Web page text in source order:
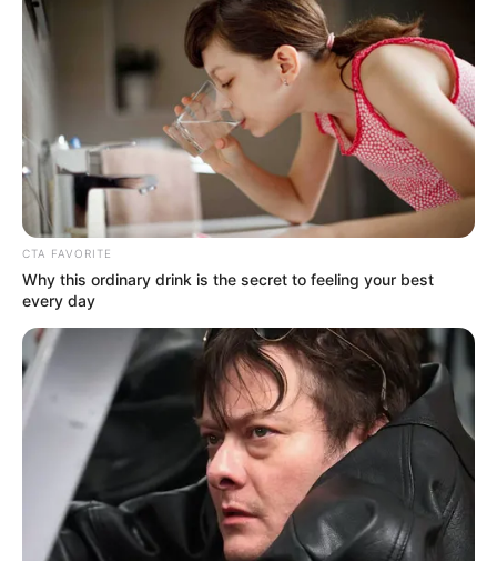
Облэнерго просит харьковчан передать
показания счетчиков
30.03.2023, 13:49
Облэнерго просит харьковчан передать показания
счетчиков. Если этого не сделать, платежки будут
рассчитаны на основе среднесуточного, а не
фактического потребления.
Когда передавать показания счетчиков
Показания счетчиков необходимо передавать в
течение периода, который начинается за два
календарных дня до конца месяца и заканчивается на
третий календарный день следующего. То есть
показания за март нужно передать до 3 апреля
включительно.
Передать показания счетчиков можно такими
способами: